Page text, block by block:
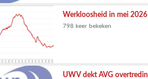
Werkloosheid in mei
798 keer bekeken
UWV dekt AVG